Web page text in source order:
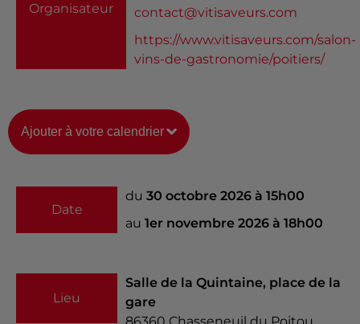
Organisateur
contact@vitisaveurs.com
https://www.vitisaveurs.com/salon-
vins-de-gastronomie/poitiers/
Ajouter à votre calendrier
Date
du 30 octobre 2026 à 15h00
au 1er novembre 2026 à 18h00
Lieu
Salle de la Quintaine, place de la
gare